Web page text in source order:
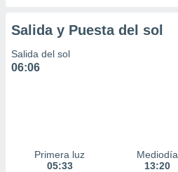
Salida y Puesta del sol
Salida del sol
06:06
Primera luz
05:33
Mediodía
13:20